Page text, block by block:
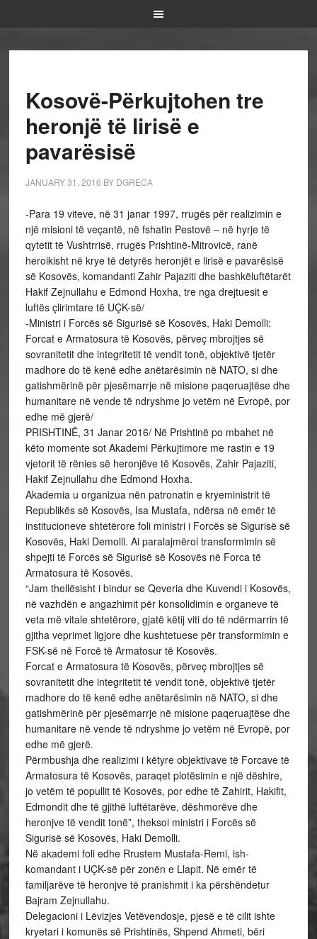
Kosovë-Përkujtohen tre
heronjë të lirisë e
pavarësisë
JANUARY 31, 2016 BY DGRECA
-Para 19 viteve, në 31 janar 1997, rrugës për realizimin e
një misioni të veçantë, në fshatin Pestovë – në hyrje të
qytetit të Vushtrrisë, rrugës Prishtinë-Mitrovicë, ranë
heroikisht në krye të detyrës heronjët e lirisë e pavarësisë
së Kosovës, komandanti Zahir Pajaziti dhe bashkëluftëtarët
Hakif Zejnullahu e Edmond Hoxha, tre nga drejtuesit e
luftës çlirimtare të UÇK-së/
-Ministri i Forcës së Sigurisë së Kosovës, Haki Demolli:
Forcat e Armatosura të Kosovës, përveç mbrojtjes së
sovranitetit dhe integritetit të vendit tonë, objektivë tjetër
madhore do të kenë edhe anëtarësimin në NATO, si dhe
gatishmërinë për pjesëmarrje në misione paqeruajtëse dhe
humanitare në vende të ndryshme jo vetëm në Evropë, por
edhe më gjerë/
PRISHTINË, 31 Janar 2016/ Në Prishtinë po mbahet në
këto momente sot Akademi Përkujtimore me rastin e 19
vjetorit të rënies së heronjëve të Kosovës, Zahir Pajaziti,
Hakif Zejnullahu dhe Edmond Hoxha.
Akademia u organizua nën patronatin e kryeministrit të
Republikës së Kosovës, Isa Mustafa, ndërsa në emër të
institucioneve shtetërore foli ministri i Forcës së Sigurisë së
Kosovës, Haki Demolli. Ai paralajmëroi transformimin së
shpejti të Forcës së Sigurisë së Kosovës në Forca të
Armatosura të Kosovës.
“Jam thellësisht i bindur se Qeveria dhe Kuvendi i Kosovës,
në vazhdën e angazhimit për konsolidimin e organeve të
veta më vitale shtetërore, gjatë këtij viti do të ndërmarrin të
gjitha veprimet ligjore dhe kushtetuese për transformimin e
FSK-së në Forcë të Armatosur të Kosovës.
Forcat e Armatosura të Kosovës, përveç mbrojtjes së
sovranitetit dhe integritetit të vendit tonë, objektivë tjetër
madhore do të kenë edhe anëtarësimin në NATO, si dhe
gatishmërinë për pjesëmarrje në misione paqeruajtëse dhe
humanitare në vende të ndryshme jo vetëm në Evropë, por
edhe më gjerë.
Përmbushja dhe realizimi i këtyre objektivave të Forcave të
Armatosura të Kosovës, paraqet plotësimin e një dëshire,
jo vetëm të popullit të Kosovës, por edhe të Zahirit, Hakifit,
Edmondit dhe të gjithë luftëtarëve, dëshmorëve dhe
heronjve të vendit tonë”, theksoi ministri i Forcës së
Sigurisë së Kosovës, Haki Demolli.
Në akademi foli edhe Rrustem Mustafa-Remi, ish-
komandant i UÇK-së për zonën e Llapit. Në emër të
familjarëve të heronjve të pranishmit i ka përshëndetur
Bajram Zejnullahu.
Delegacioni i Lëvizjes Vetëvendosje, pjesë e të cilit ishte
kryetari i komunës së Prishtinës, Shpend Ahmeti, bëri